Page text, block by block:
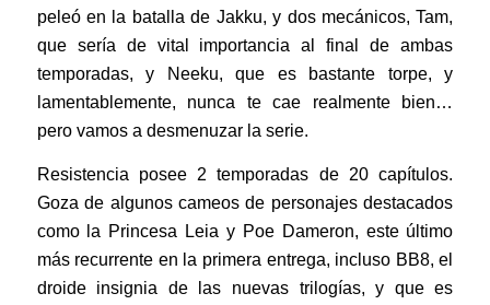
peleó en la batalla de Jakku, y dos mecánicos, Tam,
que sería de vital importancia al final de ambas
temporadas, y Neeku, que es bastante torpe, y
lamentablemente, nunca te cae realmente bien…
pero vamos a desmenuzar la serie.
Resistencia posee 2 temporadas de 20 capítulos.
Goza de algunos cameos de personajes destacados
como la Princesa Leia y Poe Dameron, este último
más recurrente en la primera entrega, incluso BB8, el
droide insignia de las nuevas trilogías, y que es